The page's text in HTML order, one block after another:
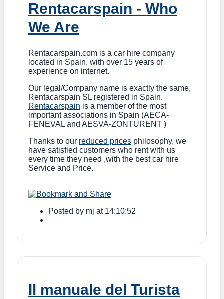
Rentacarspain - Who
We Are
Rentacarspain.com is a car hire company
located in Spain, with over 15 years of
experience on internet.
Our legal/Company name is exactly the same,
Rentacarspain SL registered in Spain.
Rentacarspain is a member of the most
important associations in Spain (AECA-
FENEVAL and AESVA-ZONTURENT )
Thanks to our reduced prices philosophy, we
have satisfied customers who rent with us
every time they need ,with the best car hire
Service and Price.
Posted by mj at 14:10:52
Il manuale del Turista